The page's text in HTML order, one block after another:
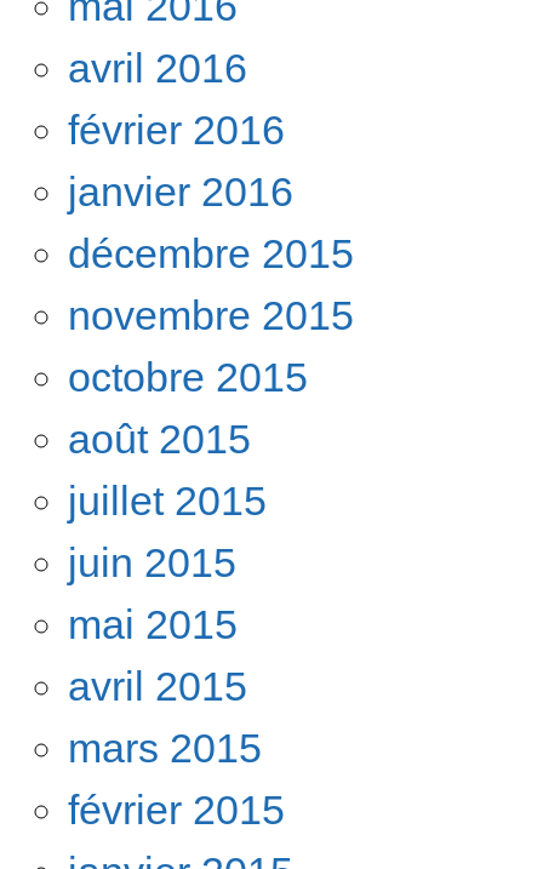
avril 2016
février 2016
janvier 2016
décembre 2015
novembre 2015
octobre 2015
août 2015
juillet 2015
juin 2015
mai 2015
avril 2015
mars 2015
février 2015